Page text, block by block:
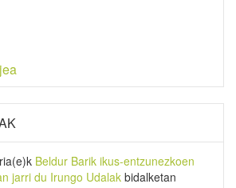
(e)k Beldur Barik ikus-entzunezkoen
jarri du Irungo Udalak bidalketan